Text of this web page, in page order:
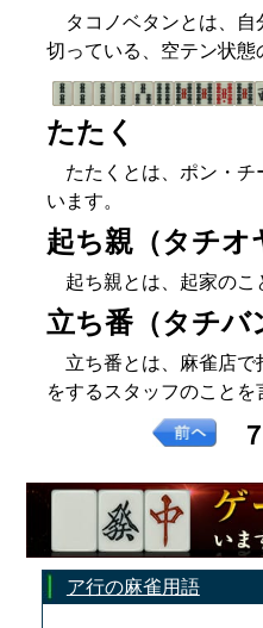
タコノベタンとは、自
切っている、空テン状態
たたく
たたくとは、ポン・チ
います。
起ち親（タチオ
起ち親とは、起家のこ
立ち番（タチバ
立ち番とは、麻雀店で
をするスタッフのことを
ア行の麻雀用語